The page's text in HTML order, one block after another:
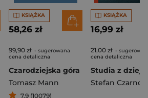
KSIĄŻKA
58,26 zł
99,90 zł - sugerowana
cena detaliczna
Czarodziejska góra
Tomasz Mann
7,9 (10079)
KSIĄŻKA
16,99 zł
21,00 zł -
cena detaliczna
Stefan